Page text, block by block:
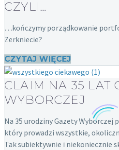
CZYLI…
…kończymy porządkowanie
Zerkniecie?
CZYTAJ WIĘCEJ
CLAIM NA 35 LAT
WYBORCZEJ
Na 35 urodziny Gazety
który prowadzi wszystkie,
Tak subiektywnie i niekoniecznie